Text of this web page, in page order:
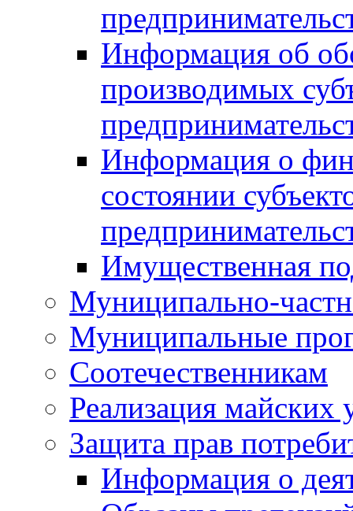
Информация об
производимых
Информация о
состоянии
Имущественная
Муниципально-
Муниципальные
Соотечественникам
Реализация майских
Защита прав
Информация о